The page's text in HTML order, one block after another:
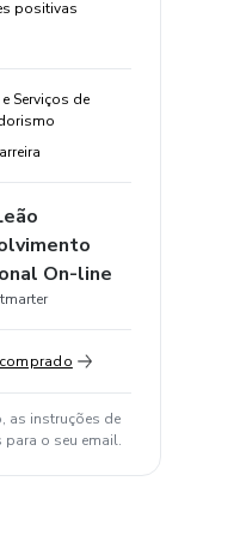
positivas
Serviços de
On-line
as instruções de
para o seu email.